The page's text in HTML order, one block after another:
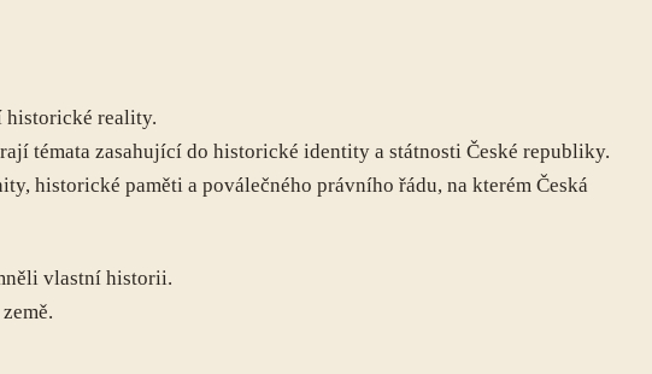
historické reality.
témata zasahující do historické identity a státnosti České republiky.
historické paměti a poválečného právního řádu, na kterém Česká
vlastní historii.